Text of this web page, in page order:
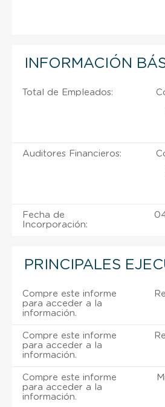
INFORMACIÓN
Total de Empleados:
Auditores Financieros:
Fecha de
Incorporación:
PRINCIPALES
Compre este informe
para acceder a la
información.
Compre este informe
para acceder a la
información.
Compre este informe
para acceder a la
información.